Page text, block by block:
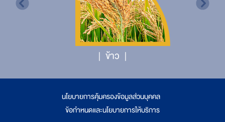
ข้าว
นโยบายการคุ้มครองข้อมูลส่วนบุคคล
ข้อกำหนดและนโยบายการให้บริการ